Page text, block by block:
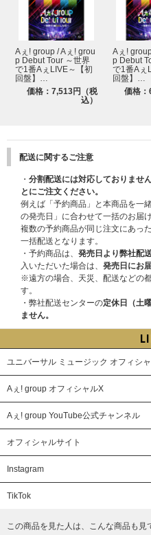
Tokyoholic
考えるな、燃えろ!!
キング オブ 男！
NOROSHI
The Answer
Stray dogs.
神様のバカヤロー
Break Through
PRIDE
ボクブルース
[ENCORE]Aッ!!!!!!
[ENCORE]《A》BEGINNING
Aぇ! group / Aぇ! grou
p Debut Tour ～世界
で1番AぇLIVE～【初
回盤】…
価格：7,513円（税
込）
Aぇ!
p Debut
で1番Aぇ
回盤】…
価格：
配送に関するご注意
・ 分割配送には対応しておりませ
とにご注文ください。
例えば「予約商品」と本商品を一
の発売日」に合わせて一括のお届
複数の予約商品が同じ注文にあっ
一括配送となります。
・予約商品は、 発売日より弊社配
入いただいた場合は、 発売日にお
※遠方の場合、天災、配送などの
す。
・弊社配送センターの定休日（土
ません。
ユニバーサル ミュージック オフィシ
Aぇ! group オフィシャルX
Aぇ! group YouTube公式チャンネル
オフィシャルサイト
Instagram
TikTok
この商品を見た人は、こんな商品も見